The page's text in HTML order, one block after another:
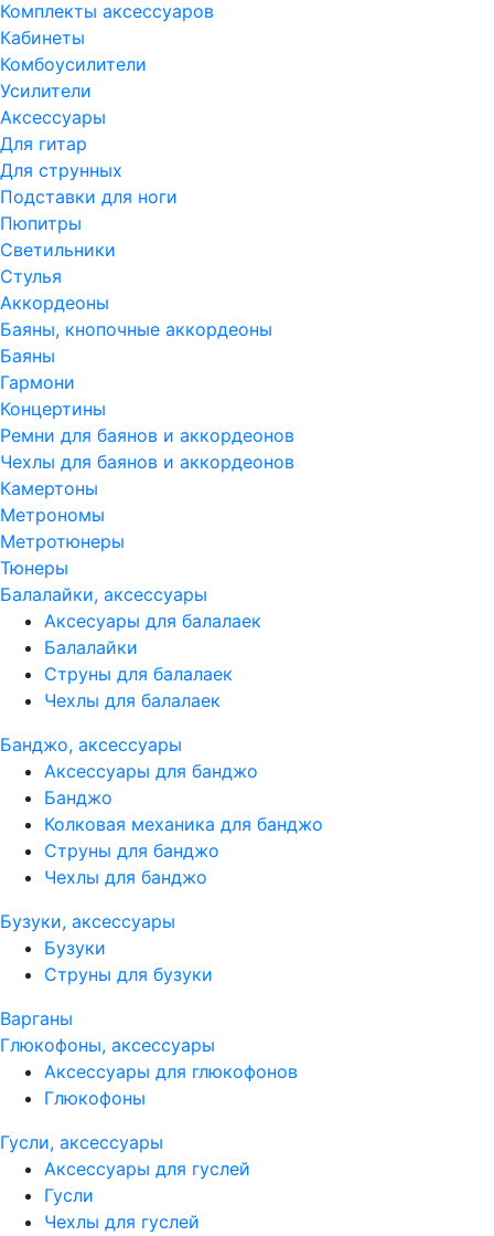
Комплекты аксессуаров
Кабинеты
Комбоусилители
Усилители
Аксессуары
Для гитар
Для струнных
Подставки для ноги
Пюпитры
Светильники
Стулья
Аккордеоны
Баяны, кнопочные аккордеоны
Баяны
Гармони
Концертины
Ремни для баянов и аккордеонов
Чехлы для баянов и аккордеонов
Камертоны
Метрономы
Метротюнеры
Тюнеры
Балалайки, аксессуары
Аксесуары для балалаек
Балалайки
Струны для балалаек
Чехлы для балалаек
Банджо, аксессуары
Аксессуары для банджо
Банджо
Колковая механика для банджо
Струны для банджо
Чехлы для банджо
Бузуки, аксессуары
Бузуки
Струны для бузуки
Варганы
Глюкофоны, аксессуары
Аксессуары для глюкофонов
Глюкофоны
Гусли, аксессуары
Аксессуары для гуслей
Гусли
Чехлы для гуслей